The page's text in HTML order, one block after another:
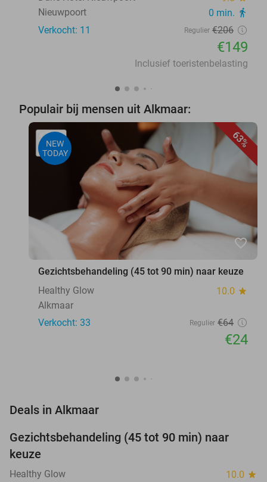
Nieuwpoort 0 min. directions_walk
Verkocht: 11 Regulier €206
€149
Inclusief toeristenbelasting
Populair bij mensen uit Alkmaar:
63%
NEW
TODAY
favorite_border
Gezichtsbehandeling (45 tot 90 min) naar keuze
Healthy Glow
10.0 star
Alkmaar
Verkocht: 33
Regulier €64
€24
Deals in Alkmaar
TODAY
Gezichtsbehandeling (45 tot 90 min) naar
keuze
Healthy Glow 10.0 star